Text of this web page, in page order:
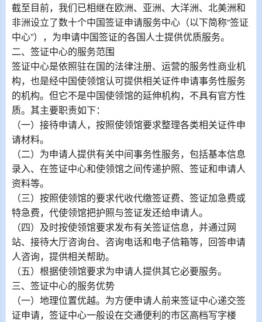
截至目前，我们已相继在欧洲、亚洲、大洋洲、北美洲和
非洲设立了数十个中国签证申请服务中心（以下简称“签证
中心”），为申请中国签证的各国人士提供优质服务。
二、签证中心的服务范围
签证中心是依照驻在国的法律注册、运营的服务性商业机
构，也是经中国使领馆认可提供相关证件申请事务性服务
的机构。但它不是中国使领馆的延伸机构，不具有官方性
质。其主要职责如下：
（一）接待申请人，按照使领馆要求整理各类相关证件申
请材料。
（二）为申请人提供有关中间事务性服务，包括基本信息
录入、在签证中心和使领馆之间传递护照、签证和申请人
资料等。
（三）按照使领馆的要求代收代缴签证费、签证加急费或
特急费，代使领馆把护照与签证发还给申请人。
（四）及时按使领馆要求发布有关签证信息，并通过网
站、接待大厅咨询台、咨询电话和电子信箱等，回答申请
人咨询，提供相关帮助。
（五）根据使领馆要求为申请人提供其它必要服务。
三、签证中心的服务优势
（一）地理位置优越。为方便申请人前来签证中心递交签
证申请，签证中心一般设在交通便利的市区高档写字楼